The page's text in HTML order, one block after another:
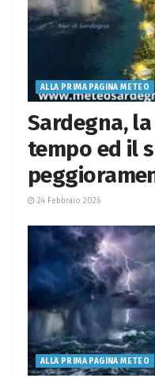
ALLA PRIMA PAGINA METEO
Sardegna,
tempo ed il
24 Febbraio 2026
ALLA PRIMA PAGINA METEO